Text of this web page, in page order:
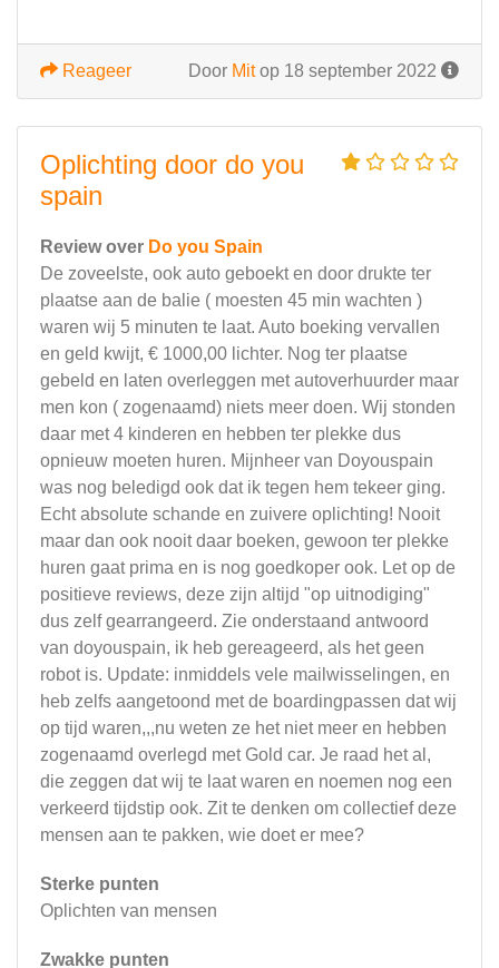
Door Mitop 18 september 2022
Reageer
Oplichting door do you
spain
Review over Do you Spain
De zoveelste, ook auto geboekt en door drukte ter
plaatse aan de balie ( moesten 45 min wachten )
waren wij 5 minuten te laat. Auto boeking vervallen
en geld kwijt, € 1000,00 lichter. Nog ter plaatse
gebeld en laten overleggen met autoverhuurder maar
men kon ( zogenaamd) niets meer doen. Wij stonden
daar met 4 kinderen en hebben ter plekke dus
opnieuw moeten huren. Mijnheer van Doyouspain
was nog beledigd ook dat ik tegen hem tekeer ging.
Echt absolute schande en zuivere oplichting! Nooit
maar dan ook nooit daar boeken, gewoon ter plekke
huren gaat prima en is nog goedkoper ook. Let op de
positieve reviews, deze zijn altijd "op uitnodiging"
dus zelf gearrangeerd. Zie onderstaand antwoord
van doyouspain, ik heb gereageerd, als het geen
robot is. Update: inmiddels vele mailwisselingen, en
heb zelfs aangetoond met de boardingpassen dat wij
op tijd waren,,,nu weten ze het niet meer en hebben
zogenaamd overlegd met Gold car. Je raad het al,
die zeggen dat wij te laat waren en noemen nog een
verkeerd tijdstip ook. Zit te denken om collectief deze
mensen aan te pakken, wie doet er mee?
Sterke punten
Oplichten van mensen
Zwakke punten